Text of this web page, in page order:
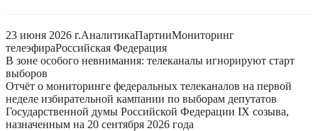
23 июня 2026 г.АналитикаПартииМониторинг
телеэфираРоссийская Федерация
В зоне особого невнимания: телеканалы игнорируют старт
выборов
Отчёт о мониторинге федеральных телеканалов на первой
неделе избирательной кампании по выборам депутатов
Государственной думы Российской Федерации IX созыва,
назначенным на 20 сентября 2026 года